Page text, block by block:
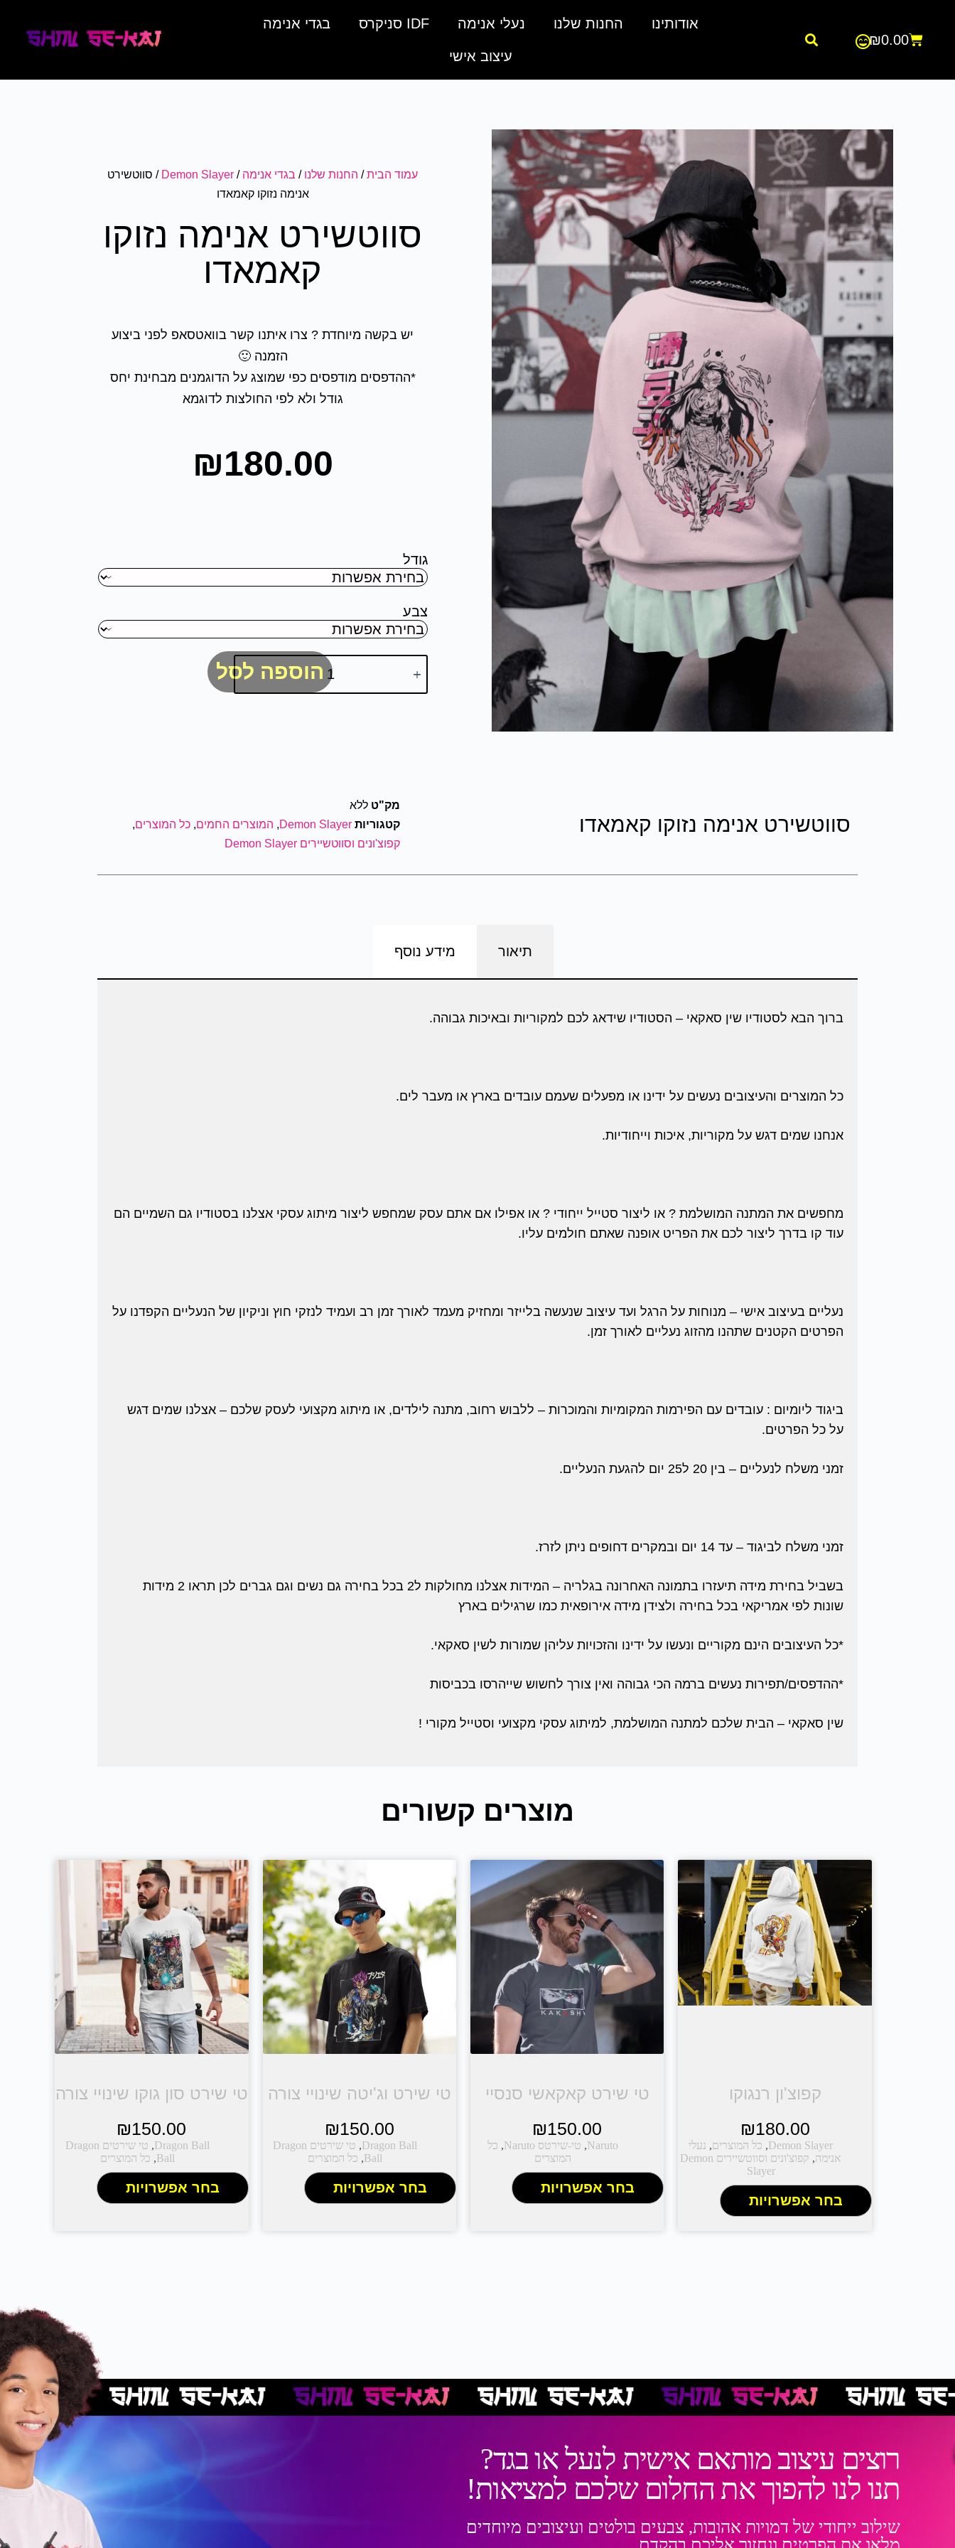
₪0.00
אודותינו החנות שלנו נעלי אנימה IDF סניקרס בגדי אנימה
עיצוב אישי
עמוד הבית/ החנות שלנו / בגדי אנימה /
Demon Slayer / סווטשירט
אנימה נזוקו קאמאדו
סווטשירט אנימה נזוקו
קאמאדו
יש בקשה מיוחדת ? צרו איתנו קשר בוואטסאפ לפני ביצוע
הזמנה 🙂
*ההדפסים מודפסים כפי שמוצג על הדוגמנים מבחינת יחס
גודל ולא לפי החולצות לדוגמא
₪180.00
גודל
צבע
הוספה לסל
סווטשירט אנימה נזוקו קאמאדו
מק"טללא
קטגוריות Demon Slayer
, המוצרים החמים,כל המוצרים,
קפוצ'ונים וסווטשיירים Demon Slayer
תיאור מידע נוסף
ברוך הבא לסטודיו שין סאקאי – הסטודיו שידאג לכם למקוריות ובאיכות גבוהה.
כל המוצרים והעיצובים נעשים על ידינו או מפעלים שעמם עובדים בארץ או מעבר לים.
אנחנו שמים דגש על מקוריות, איכות וייחודיות.
מחפשים את המתנה המושלמת ? או ליצור סטייל ייחודי ? או אפילו אם אתם עסק שמחפש ליצור מיתוג עסקי אצלנו בסטודיו גם השמיים הם
עוד קו בדרך ליצור לכם את הפריט אופנה שאתם חולמים עליו.
נעליים בעיצוב אישי – מנוחות על הרגל ועד עיצוב שנעשה בלייזר ומחזיק מעמד לאורך זמן רב ועמיד לנזקי חוץ וניקיון של הנעליים הקפדנו על
הפרטים הקטנים שתהנו מהזוג נעליים לאורך זמן.
ביגוד ליומיום : עובדים עם הפירמות המקומיות והמוכרות – ללבוש רחוב, מתנה לילדים, או מיתוג מקצועי לעסק שלכם – אצלנו שמים דגש
על כל הפרטים.
זמני משלח לנעליים – בין 20 ל25 יום להגעת הנעליים.
זמני משלח לביגוד – עד 14 יום ובמקרים דחופים ניתן לזרז.
בשביל בחירת מידה תיעזרו בתמונה האחרונה בגלריה – המידות אצלנו מחולקות ל2 בכל בחירה גם נשים וגם גברים לכן תראו 2 מידות
שונות לפי אמריקאי בכל בחירה ולצידן מידה אירופאית כמו שרגילים בארץ
*כל העיצובים הינם מקוריים ונעשו על ידינו והזכויות עליהן שמורות לשין סאקאי.
*ההדפסים/תפירות נעשים ברמה הכי גבוהה ואין צורך לחשוש שייהרסו בכביסות
שין סאקאי – הבית שלכם למתנה המושלמת, למיתוג עסקי מקצועי וסטייל מקורי !
מוצרים קשורים
קפוצ'ון רנגוקו
₪180.00
Demon Slayer
, כל המוצרים, נעלי
אנימה,
קפוצ'ונים וסווטשיירים Demon
Slayer
בחר אפשרויות
טי שירט קאקאשי סנסיי
₪150.00
Naruto
, טי-שירטס Naruto , כל
המוצרים
בחר אפשרויות
טי שירט וג'יטה שינויי צורה
₪150.00
Dragon Ball
,
טי שירטים Dragon
Ball
, כל המוצרים
בחר אפשרויות
טי שירט סון גוקו שינויי צורה
₪150.00
Dragon Ball
,
טי שירטים Dragon
Ball
, כל המוצרים
בחר אפשרויות
רוצים עיצוב מותאם אישית לנעל או בגד?
תנו לנו להפוך את החלום שלכם למציאות!
שילוב ייחודי של דמויות אהובות, צבעים בולטים ועיצובים מיוחדים